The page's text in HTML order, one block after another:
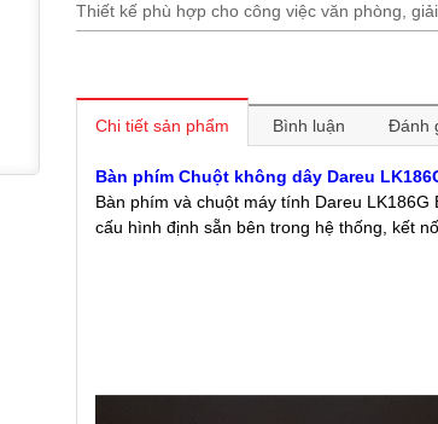
Thiết kế phù hợp cho công việc văn phòng,
Chi tiết sản phẩm Bình luận Đánh
Bàn phím Chuột không dây Dareu
Bàn phím và chuột máy tính Dareu
cấu hình định sẵn bên trong hệ thống, kết